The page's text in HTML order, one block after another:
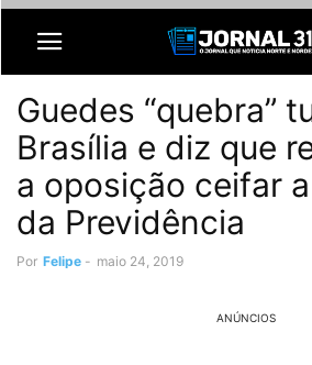
Guedes “quebra”
Brasília e diz que
a oposição ceifar
da Previdência
Por Felipe - maio 24, 2019
ANÚNCIOS